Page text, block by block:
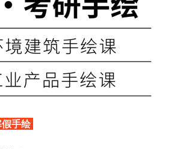
手绘